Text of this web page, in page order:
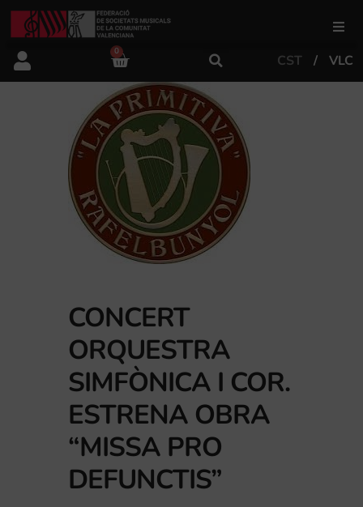
FSMCV
Àrea de gestió
Àrea educativa
Àrea Artística
0
CST VLC
CONCERT
ORQUESTRA
SIMFÒNICA I COR.
ESTRENA OBRA
“MISSA PRO
DEFUNCTIS”